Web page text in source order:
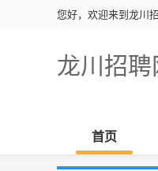
您好，欢迎来到龙川招
龙川招聘
首页